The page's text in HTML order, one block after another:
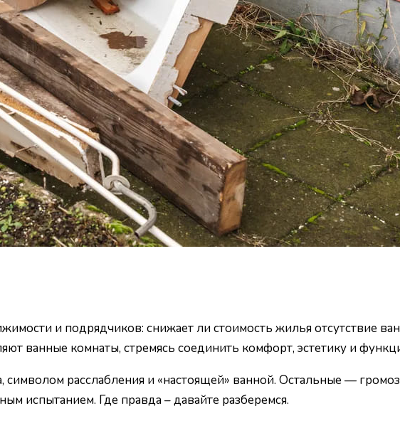
и подрядчиков: снижает ли стоимость жилья отсутствие
ванные комнаты, стремясь соединить комфорт, эстетику и
расслабления и «настоящей» ванной. Остальные —
испытанием. Где правда – давайте разберемся.